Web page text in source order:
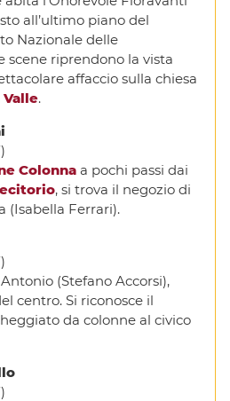
all’ultimo piano del
Nazionale delle
scene riprendono la vista
affaccio sulla chiesa
Valle.
Colonnaa pochi passi dai
, si trova il negozio di
(Isabella Ferrari).
(Stefano Accorsi),
centro. Si riconosce il
da colonne al civico